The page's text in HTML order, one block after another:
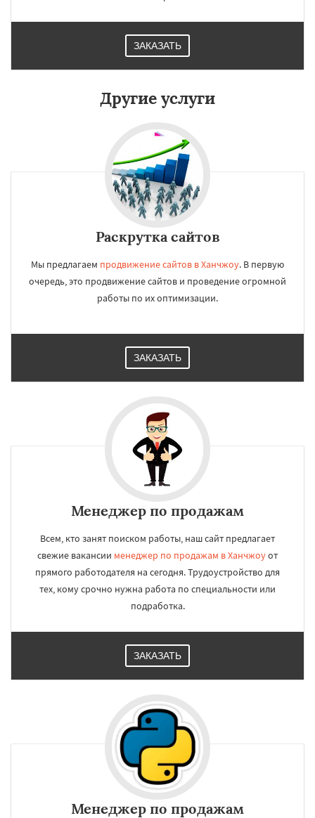
ЗАКАЗАТЬ
Другие услуги
Раскрутка сайтов
Мы предлагаем продвижение сайтов в Ханчжоу. В первую
очередь, это продвижение сайтов и проведение огромной
работы по их оптимизации.
ЗАКАЗАТЬ
Менеджер по продажам
Всем, кто занят поиском работы, наш сайт предлагает
свежие вакансии менеджер по продажам в Ханчжоуот
прямого работодателя на сегодня. Трудоустройство для
тех, кому срочно нужна работа по специальности или
подработка.
ЗАКАЗАТЬ
Менеджер по продажам